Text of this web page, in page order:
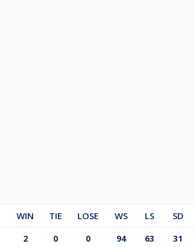
WIN TIE LOSE WS LS SD
2 0 0 94 63 31